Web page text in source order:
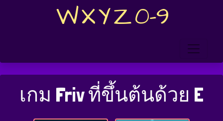
WXYZ0-9
เกม Friv ที่ขึ้นต้นด้วย E